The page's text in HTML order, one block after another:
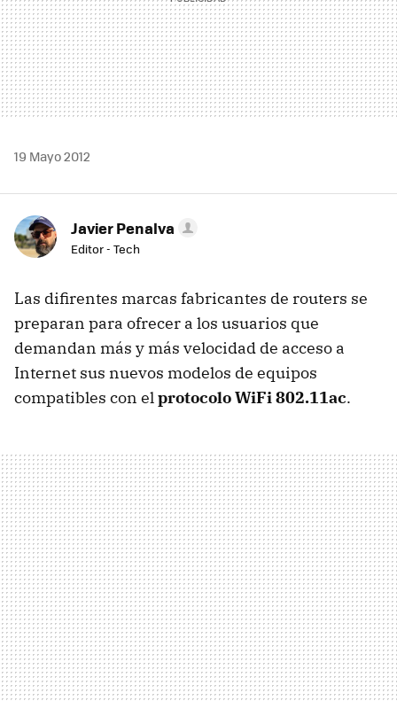
19 Mayo 2012
Javier Penalva
Editor - Tech
Las difirentes marcas fabricantes de routers se
preparan para ofrecer a los usuarios que
demandan más y más velocidad de acceso a
Internet sus nuevos modelos de equipos
compatibles con elprotocolo WiFi 802.11ac.